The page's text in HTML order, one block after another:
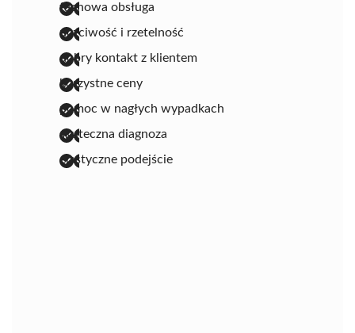
fachowa obsługa
uczciwość i rzetelność
dobry kontakt z klientem
korzystne ceny
pomoc w nagłych wypadkach
skuteczna diagnoza
elastyczne podejście